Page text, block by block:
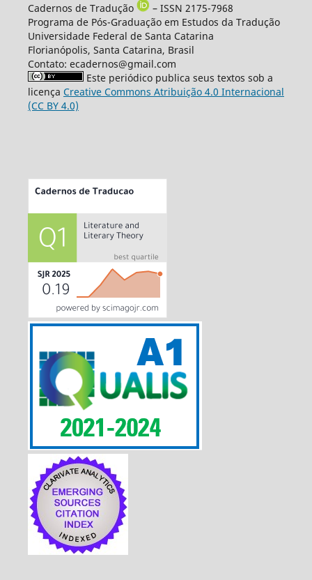
Cadernos de Tradução
– ISSN 2175-7968
Programa de Pós-Graduação em Estudos da Tradução
Universidade Federal de Santa Catarina
Florianópolis, Santa Catarina, Brasil
Contato: ecadernos@gmail.com
Este periódico publica seus textos sob a
licença Creative Commons Atribuição 4.0 Internacional
(CC BY 4.0)